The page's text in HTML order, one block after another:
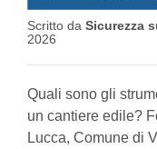
Scritto da Sicurezza
2026
Quali sono gli
un cantiere edile?
Lucca, Comune di